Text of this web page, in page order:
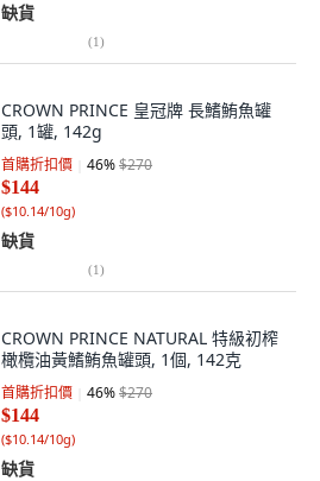
缺貨
(1)
CROWN PRINCE 皇冠牌 長鰭鮪魚罐
頭, 1罐, 142g
首購折扣價 46%$270
$144
($10.14/10g)
缺貨
(1)
CROWN PRINCE NATURAL 特級初榨
橄欖油黃鰭鮪魚罐頭, 1個, 142克
首購折扣價 46%$270
$144
($10.14/10g)
缺貨